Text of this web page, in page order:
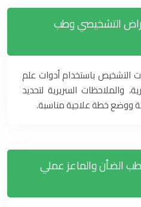
الامراض التشخيصي وطب
التشخيص باستخدام أدوات علم
والملاحظات السريرية لتحديد
ووضع خطة علاجية مناسبة.
وطب الضأن والماعز عملي